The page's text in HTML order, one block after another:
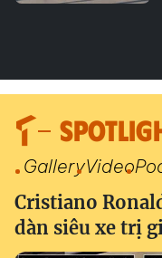
GalleryVideo
Cristiano
dàn siêu xe trị